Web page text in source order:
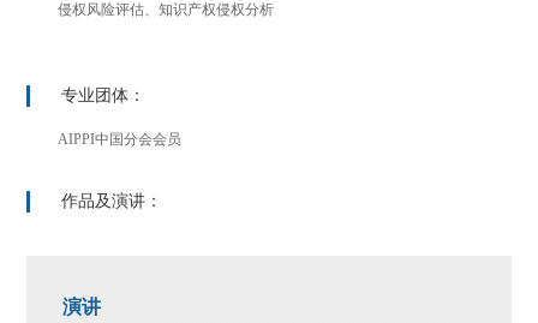
侵权风险评估、知识产权侵权分析
专业团体：
AIPPI中国分会会员
作品及演讲：
演讲